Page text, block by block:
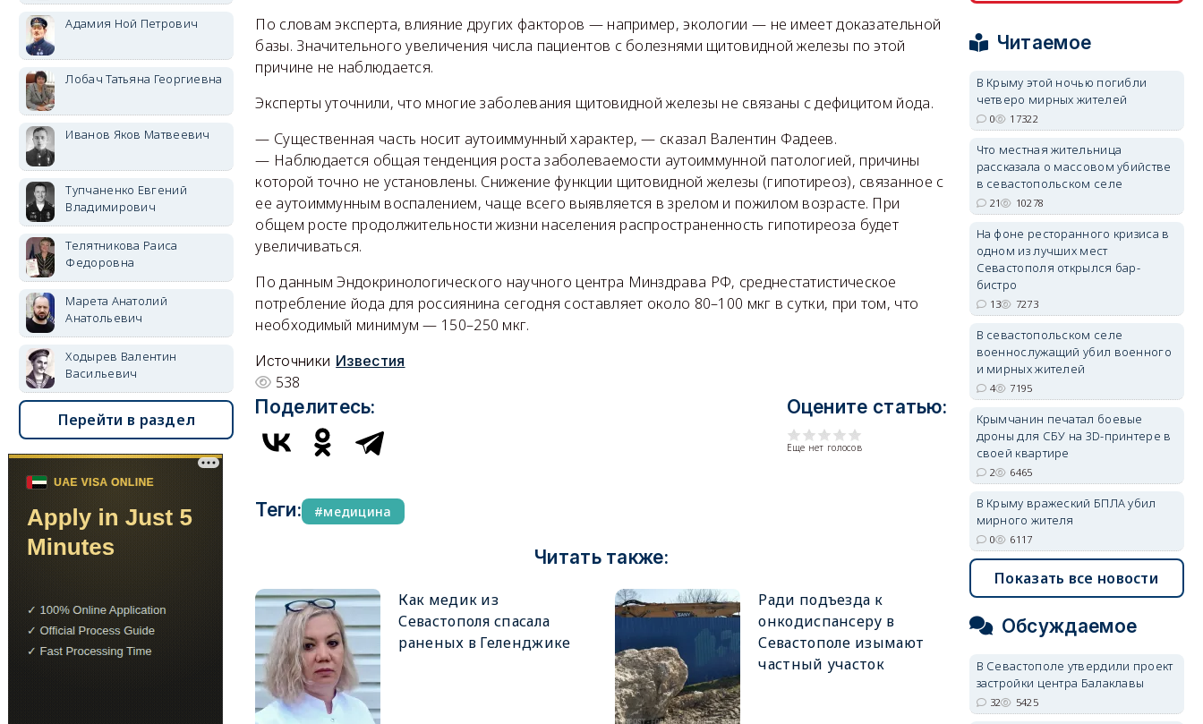
По словам эксперта, влияние других факторов — например, экологии — не имеет доказательной
базы. Значительного увеличения числа пациентов с болезнями щитовидной железы по этой
причине не наблюдается.
Эксперты уточнили, что многие заболевания щитовидной железы не связаны с дефицитом йода.
— Существенная часть носит аутоиммунный характер, — сказал Валентин Фадеев.
— Наблюдается общая тенденция роста заболеваемости аутоиммунной патологией, причины
которой точно не установлены. Снижение функции щитовидной железы (гипотиреоз), связанное с
ее аутоиммунным воспалением, чаще всего выявляется в зрелом и пожилом возрасте. При
общем росте продолжительности жизни населения распространенность гипотиреоза будет
увеличиваться.
По данным Эндокринологического научного центра Минздрава РФ, среднестатистическое
потребление йода для россиянина сегодня составляет около 80–100 мкг в сутки, при том, что
необходимый минимум — 150–250 мкг.
Источники Известия
538
Поделитесь: Оцените статью:
Еще нет голосов
Теги: медицина
Читать также:
Как медик из
Севастополя спасала
раненых в Геленджике
Ради подъезда к
онкодиспансеру в
Севастополе изымают
частный участок
Адамия Ной Петрович
Лобач Татьяна Георгиевна
Иванов Яков Матвеевич
Тупчаненко Евгений
Владимирович
Телятникова Раиса
Федоровна
Марета Анатолий
Анатольевич
Ходырев Валентин
Васильевич
Перейти в раздел
erid: 2SDnjcrDNw6
erid: 2SDnjdvhGXG
Читаемое
В Крыму этой ночью погибли
четверо мирных жителей
0 17322
Что местная жительница
рассказала о массовом убийстве
в севастопольском селе
21 10278
На фоне ресторанного кризиса в
одном из лучших мест
Севастополя открылся бар-
бистро
13 7273
В севастопольском селе
военнослужащий убил военного
и мирных жителей
4 7195
Крымчанин печатал боевые
дроны для СБУ на 3D-принтере в
своей квартире
2 6465
В Крыму вражеский БПЛА убил
мирного жителя
0 6117
Показать все новости
Обсуждаемое
В Севастополе утвердили проект
застройки центра Балаклавы
32 5425